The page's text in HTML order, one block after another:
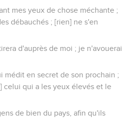
mes yeux de chose méchante ;
débauchés ; [rien] ne s'en
d'auprès de moi ; je n'avouerai
médit en secret de son prochain ;
celui qui a les yeux élevés et le
de bien du pays, afin qu'ils